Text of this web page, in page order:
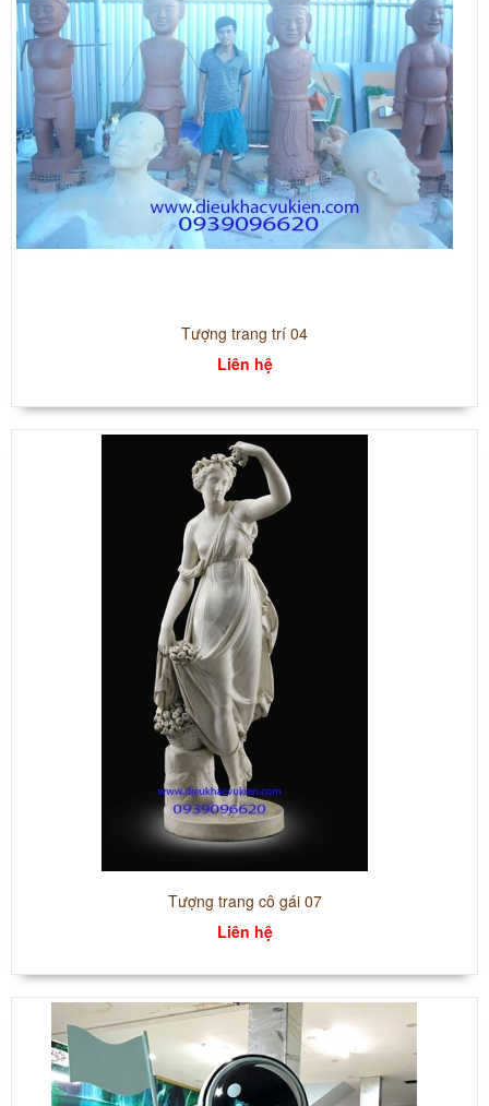
Tượng trang trí 04
Liên hệ
Tượng trang cô gái 07
Liên hệ